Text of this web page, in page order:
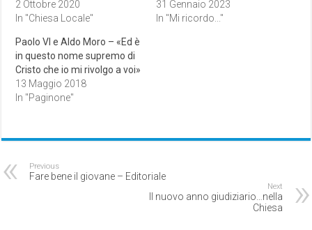
2 Ottobre 2020
In "Chiesa Locale"
31 Gennaio 2023
In "Mi ricordo..."
Paolo VI e Aldo Moro – «Ed è
in questo nome supremo di
Cristo che io mi rivolgo a voi»
13 Maggio 2018
In "Paginone"
Previous
Fare bene il giovane – Editoriale
Next
Il nuovo anno giudiziario…nella
Chiesa